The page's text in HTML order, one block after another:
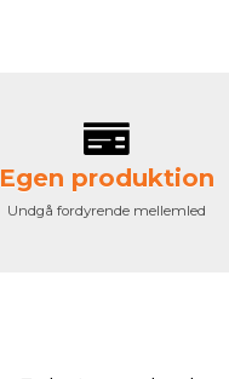
Egen produktion
Undgå fordyrende mellemled